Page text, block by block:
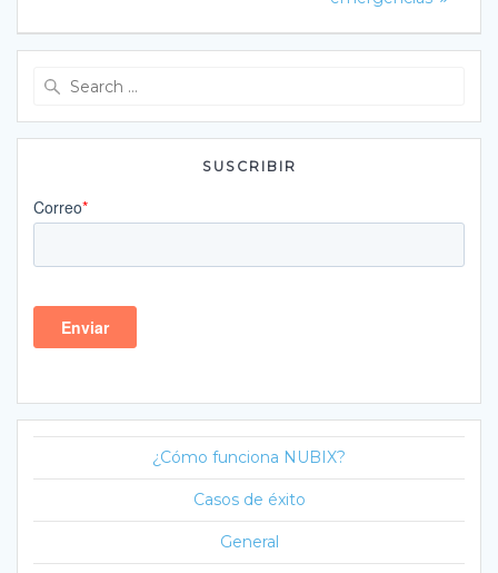
SUSCRIBIR
¿Cómo funciona NUBIX?
Casos de éxito
General